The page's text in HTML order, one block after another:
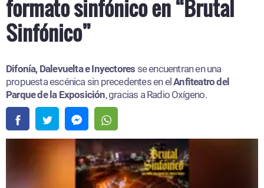
formato sinfónico en “Brutal
Sinfónico”
Difonía, Dalevuelta e Inyectores se encuentran en una
propuesta escénica sin precedentes en elAnfiteatro del
Parque de la Exposición, gracias a Radio Oxígeno.